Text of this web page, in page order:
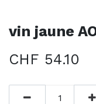
vin jaune
CHF 54.10